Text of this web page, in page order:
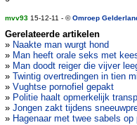
mvv93 15-12-11 - ©Omroep
Gerelateerde artikelen
» Naakte man wurgt hond
» Man heeft orale seks met
» Man doodt reiger die vijver
» Twintig overtredingen in tien
» Vughtse pornofiel gepakt
» Politie haalt opmerkelijk
» Jongen zakt tijdens
» Hagenaar met twee sabels op